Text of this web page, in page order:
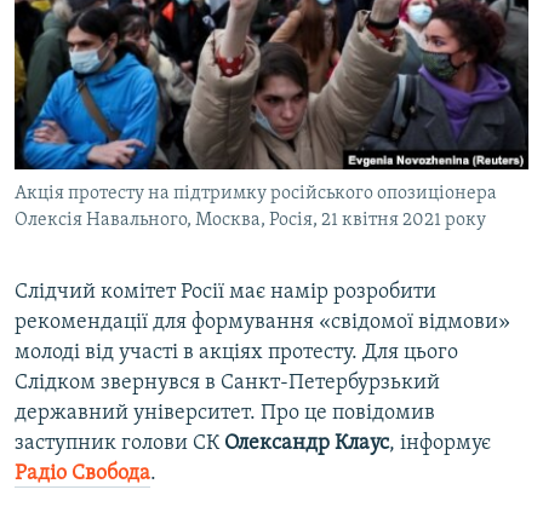
ВІДЕОУРОКИ «ELIFBE»
СВІДЧЕННЯ ОКУПАЦІЇ
УКРАЇНСЬКА ПРОБЛЕМА КРИМУ
ІНФОГРАФІКА
Русский
Qırımtatar
ДОЛУЧАЙСЯ!
Акція протесту на підтримку російського опозиціонера
Олексія Навального, Москва, Росія, 21 квітня 2021 року
Слідчий комітет Росії має намір розробити
рекомендації для формування «свідомої відмови»
молоді від участі в акціях протесту. Для цього
Слідком звернувся в Санкт-Петербурзький
державний університет. Про це повідомив
заступник голови СК Олександр Клаус, інформує
Радіо Свобода.